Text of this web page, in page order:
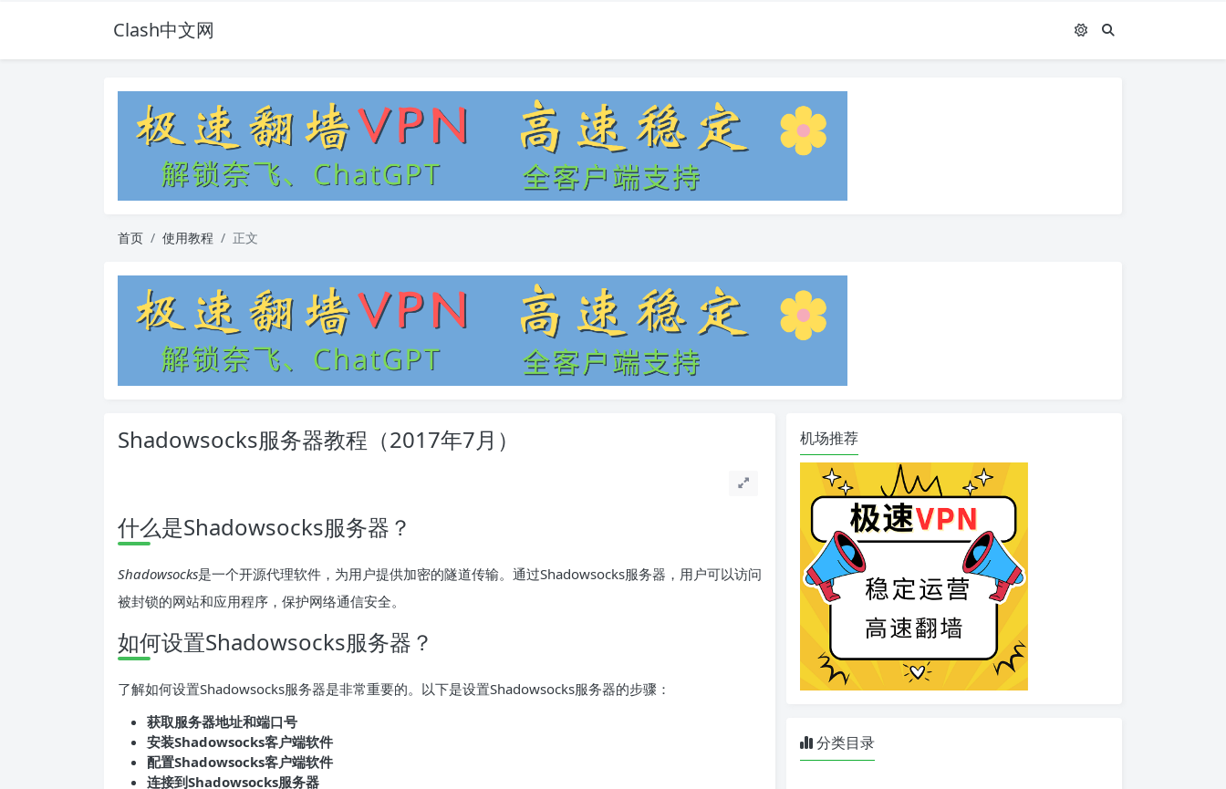
Clash中文网
首页 使用教程 正文
Shadowsocks服务器教程（2017年7月）
什么是Shadowsocks服务器？
Shadowsocks是一个开源代理软件，为用户提供加密的隧道传输。通过Shadowsocks服务器，用户可以访问
被封锁的网站和应用程序，保护网络通信安全。
如何设置Shadowsocks服务器？
了解如何设置Shadowsocks服务器是非常重要的。以下是设置Shadowsocks服务器的步骤：
获取服务器地址和端口号
安装Shadowsocks客户端软件
配置Shadowsocks客户端软件
连接到Shadowsocks服务器
机场推荐
分类目录